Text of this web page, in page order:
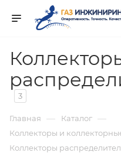
3
Главная — Каталог —
Коллекторы и
Коллекторы